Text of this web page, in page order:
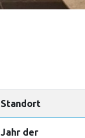
Standort
Jahr der